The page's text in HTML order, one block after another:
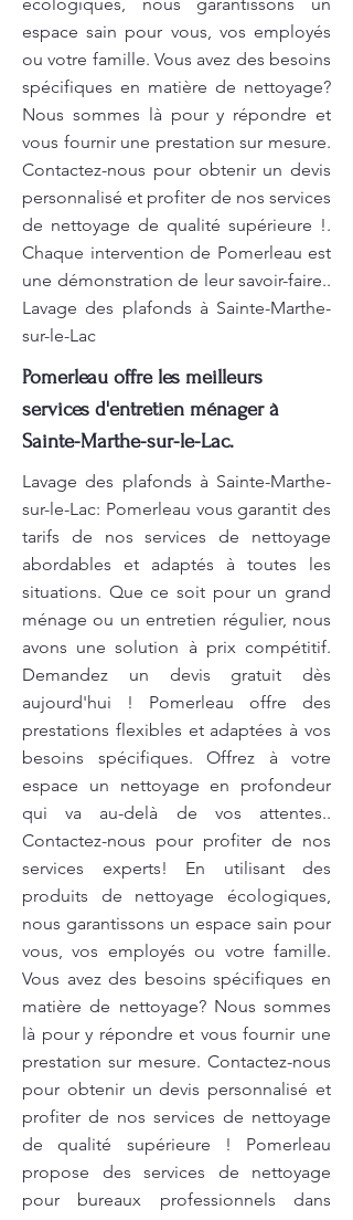
espace sain pour vous, vos employés
ou votre famille. Vous avez des besoins
spécifiques en matière de nettoyage?
Nous sommes là pour y répondre et
vous fournir une prestation sur mesure.
Contactez-nous pour obtenir un devis
personnalisé et profiter de nos services
de nettoyage de qualité supérieure !.
Chaque intervention de Pomerleau est
une démonstration de leur savoir-faire..
Lavage des plafonds à Sainte-Marthe-
sur-le-Lac
Pomerleau offre les meilleurs
services d'entretien ménager à
Sainte-Marthe-sur-le-Lac.
Lavage des plafonds à Sainte-Marthe-
sur-le-Lac: Pomerleau vous garantit des
tarifs de nos services de nettoyage
abordables et adaptés à toutes les
situations. Que ce soit pour un grand
ménage ou un entretien régulier, nous
avons une solution à prix compétitif.
Demandez un devis gratuit dès
aujourd'hui ! Pomerleau offre des
prestations flexibles et adaptées à vos
besoins spécifiques. Offrez à votre
espace un nettoyage en profondeur
qui va au-delà de vos attentes..
Contactez-nous pour profiter de nos
services experts! En utilisant des
produits de nettoyage écologiques,
nous garantissons un espace sain pour
vous, vos employés ou votre famille.
Vous avez des besoins spécifiques en
matière de nettoyage? Nous sommes
là pour y répondre et vous fournir une
prestation sur mesure. Contactez-nous
pour obtenir un devis personnalisé et
profiter de nos services de nettoyage
de qualité supérieure ! Pomerleau
propose des services de nettoyage
pour bureaux professionnels dans